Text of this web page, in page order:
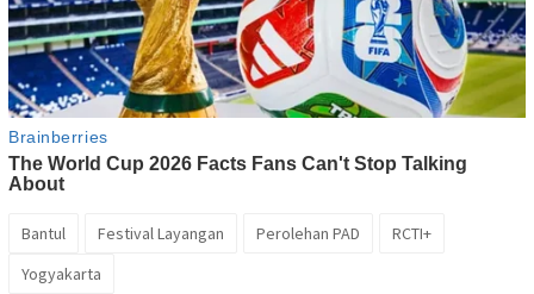
Bantul Festival Layangan Perolehan PAD
RCTI+
Yogyakarta